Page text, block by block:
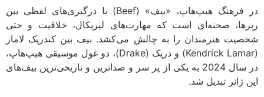
در فرهنگ هیپ‌هاپ، «بیف» (Beef) یا درگیری‌های لفظی بین
صحنه‌ای است که مهارت‌های لیریکال، خلاقیت و حتی
هنرمندان را به چالش می‌کشد. بیف بین کندریک لامار
(Kendrick Lamar) و دریک (Drake)، دو غول موسیقی هیپ‌هاپ،
در سال 2024 به یکی از پر سر و صداترین و تاریخی‌ترین بیف‌های
ژانر تبدیل شد.